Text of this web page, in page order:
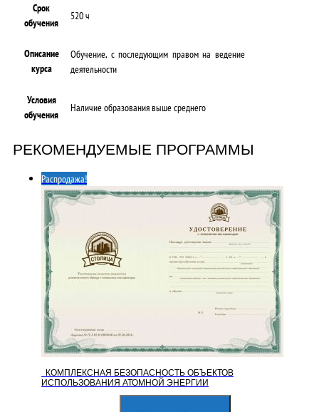
Срок
обучения
520 ч
Описание
курса
Обучение, с последующим правом на ведение
деятельности
Условия
обучения
Наличие образования выше среднего
РЕКОМЕНДУЕМЫЕ ПРОГРАММЫ
Распродажа!
КОМПЛЕКСНАЯ БЕЗОПАСНОСТЬ ОБЪЕКТОВ
ИСПОЛЬЗОВАНИЯ АТОМНОЙ ЭНЕРГИИ